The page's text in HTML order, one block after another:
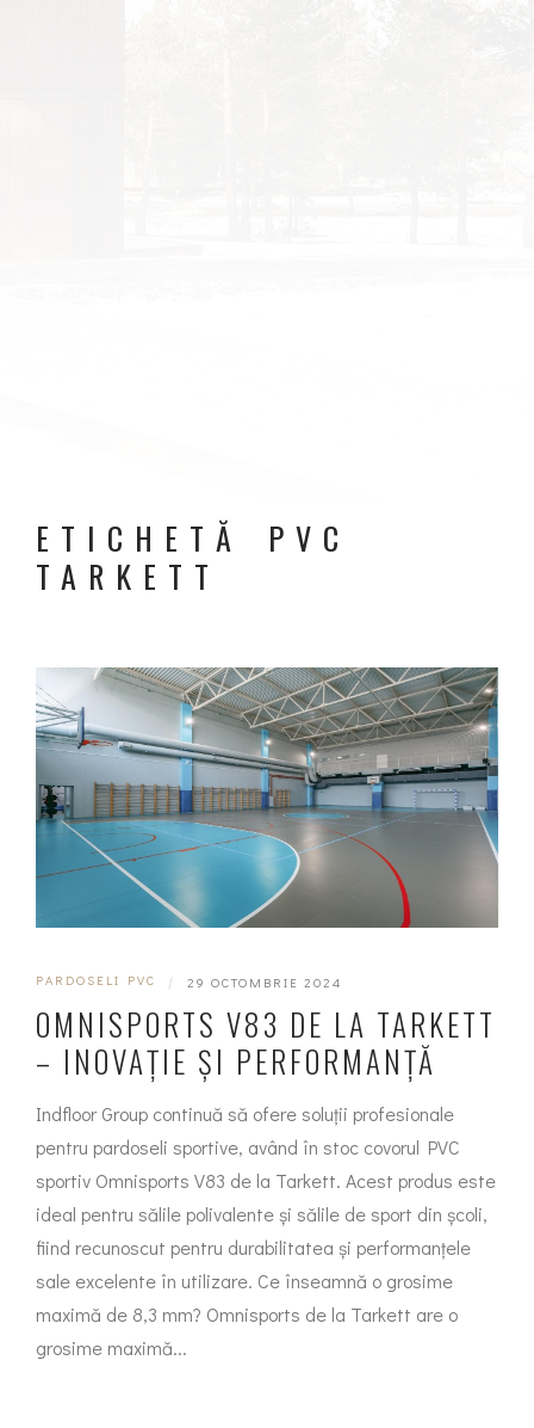
ETICHETĂ PVC
TARKETT
PARDOSELI PVC | 29 OCTOMBRIE 2024
OMNISPORTS V83 DE LA TARKETT
– INOVAȚIE ȘI PERFORMANȚĂ
Indfloor Group continuă să ofere soluții profesionale
pentru pardoseli sportive, având în stoc covorul PVC
sportiv Omnisports V83 de la Tarkett. Acest produs este
ideal pentru sălile polivalente și sălile de sport din școli,
fiind recunoscut pentru durabilitatea și performanțele
sale excelente în utilizare. Ce înseamnă o grosime
maximă de 8,3 mm? Omnisports de la Tarkett are o
grosime maximă...